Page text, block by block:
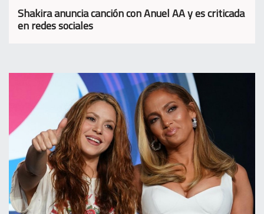
Shakira anuncia canción con Anuel AA y es criticada
en redes sociales